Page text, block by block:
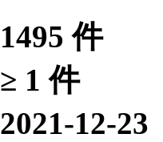
1495 件
≥ 1 件
2021-12-23